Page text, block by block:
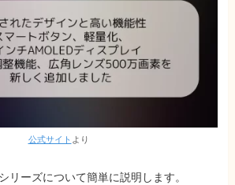
公式サイト より
リーズについて簡単に説明します。